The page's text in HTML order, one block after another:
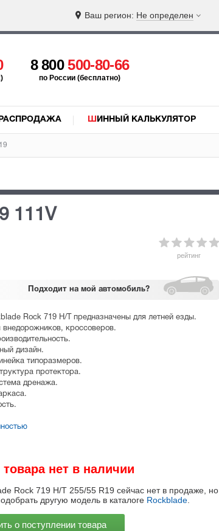
Ваш регион: Не определен
8 800500-80-66
по России (бесплатно)
РАСПРОДАЖА ШИННЫЙ КАЛЬКУЛЯТОР
111V
рейтинг
Подходит на мой автомобиль?
Rock 719 H/T предназначены для летней езды.
внедорожников, кроссоверов.
дизайн.
типоразмеров.
протектора.
дренажа.
товара нет в наличии
Rock 719 H/T 255/55 R19 сейчас нет в продаже, но
другую модель в каталоге Rockblade.
о поступлении товара